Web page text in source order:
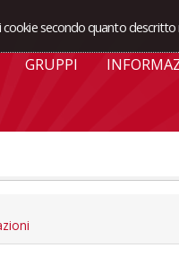
cookie secondo quanto descritto
GRUPPI